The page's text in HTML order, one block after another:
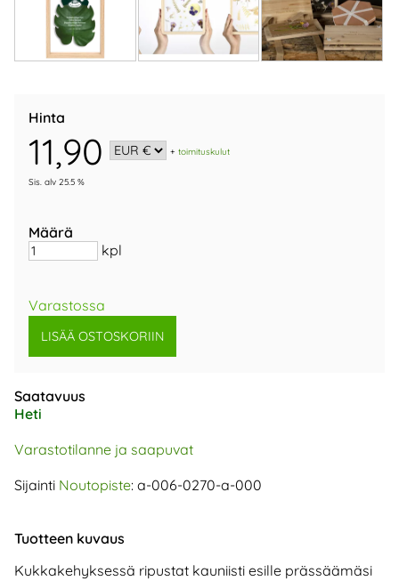
Hinta
11,90 +toimituskulut
Sis. alv 25.5 %
Määrä
kpl
Varastossa
Saatavuus
Heti
Varastotilanne ja saapuvat
Sijainti Noutopiste: a-006-0270-a-000
Tuotteen kuvaus
Kukkakehyksessä ripustat kauniisti esille prässäämäsi